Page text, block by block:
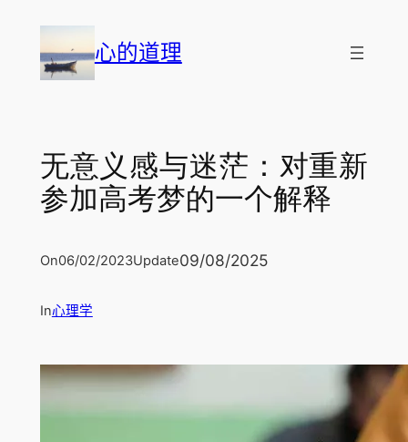
心的道理
无意义感与迷茫：对重新
参加高考梦的一个解释
On06/02/2023Update09/08/2025
In心理学